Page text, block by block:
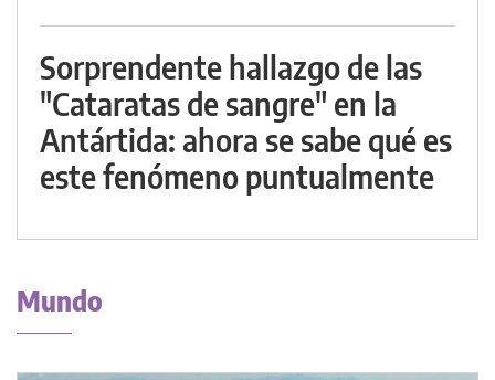
Sorprendente hallazgo de las
"Cataratas de sangre" en la
Antártida: ahora se sabe qué es
este fenómeno puntualmente
Mundo